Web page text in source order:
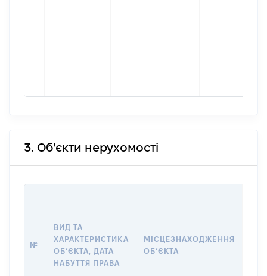
3. Об'єкти нерухомості
№
ВИД ТА
ХАРАКТЕРИСТИКА
ОБʼЄКТА, ДАТА
НАБУТТЯ ПРАВА
МІСЦЕЗНАХОДЖЕННЯ
ОБʼЄКТА